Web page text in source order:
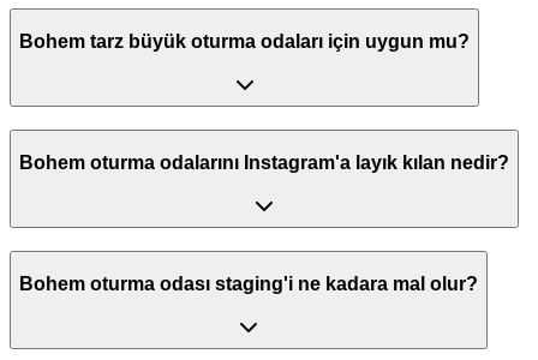
Bohem tarz büyük oturma odaları için uygun mu?
Bohem oturma odalarını Instagram'a layık kılan nedir?
Bohem oturma odası staging'i ne kadara mal olur?